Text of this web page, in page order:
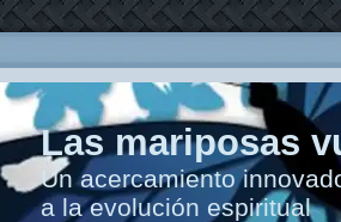
Las mariposas
Un acercamiento
a la evolución espiritual